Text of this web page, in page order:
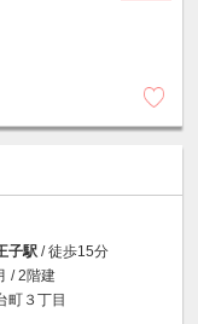
子駅 / 徒歩15分
/ 2階建
町３丁目